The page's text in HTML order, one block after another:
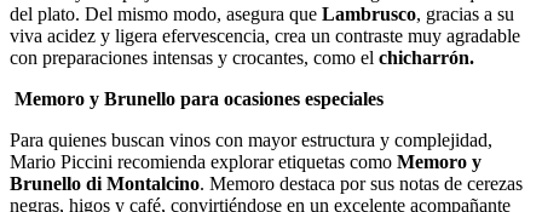
del plato. Del mismo modo, asegura que Lambrusco, gracias a su
viva acidez y ligera efervescencia, crea un contraste muy agradable
con preparaciones intensas y crocantes, como el chicharrón.
Memoro y Brunello para ocasiones especiales
Para quienes buscan vinos con mayor estructura y complejidad,
Mario Piccini recomienda explorar etiquetas como Memoro y
Brunello di Montalcino. Memoro destaca por sus notas de cerezas
negras, higos y café, convirtiéndose en un excelente acompañante